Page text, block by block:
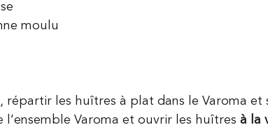
moulu
répartir les huîtres à plat dans le Varoma et
Varoma et ouvrir les huîtres à la